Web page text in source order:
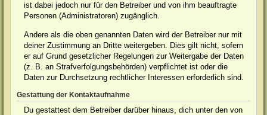
ist dabei jedoch nur für den Betreiber und von ihm beauftragte
Personen (Administratoren) zugänglich.
Andere als die oben genannten Daten wird der Betreiber nur mit
deiner Zustimmung an Dritte weitergeben. Dies gilt nicht, sofern
er auf Grund gesetzlicher Regelungen zur Weitergabe der Daten
(z. B. an Strafverfolgungsbehörden) verpflichtet ist oder die
Daten zur Durchsetzung rechtlicher Interessen erforderlich sind.
Gestattung der Kontaktaufnahme
Du gestattest dem Betreiber darüber hinaus, dich unter den von